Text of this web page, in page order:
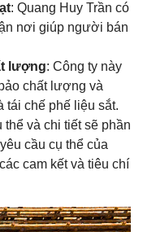
: Quang Huy Trần có
nơi giúp người bán
lượng: Công ty này
chất lượng và
tái chế phế liệu sắt.
và chi tiết sẽ phần
cầu cụ thể của
cam kết và tiêu chí